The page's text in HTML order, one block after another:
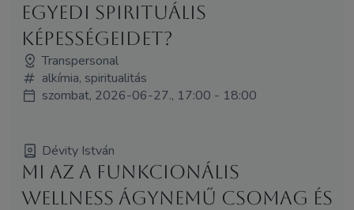
egyedi spirituális
képességeidet?
Transpersonal
alkímia, spiritualitás
szombat, 2026-06-27., 17:00 - 18:00
Dévity István
Mi az a funkcionális
wellness ágynemű csomag és